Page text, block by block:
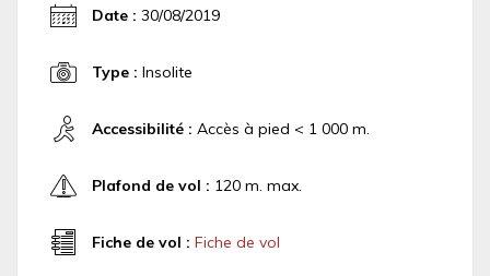
Date : 30/08/2019
Type : Insolite
Accessibilité : Accès à pied < 1 000 m.
Plafond de vol : 120 m. max.
Fiche de vol : Fiche de vol